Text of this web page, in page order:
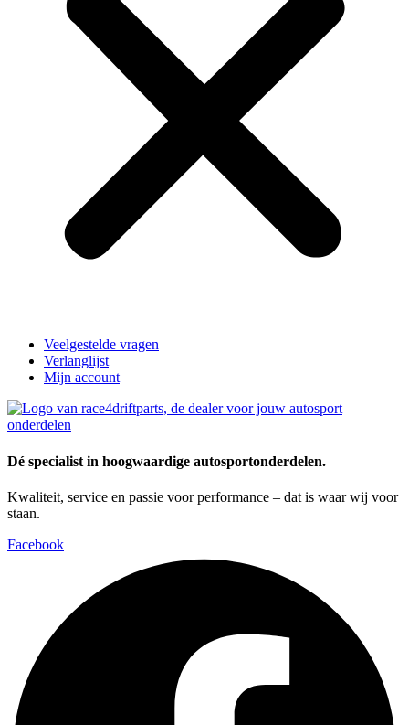
Veelgestelde vragen
Verlanglijst
Mijn account
Dé specialist in hoogwaardige autosportonderdelen.
Kwaliteit, service en passie voor performance – dat is waar wij voor
staan.
Facebook